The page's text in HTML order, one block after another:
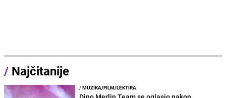
/ Najčitanije
/MUZIKA/FILM/LEKTIRA